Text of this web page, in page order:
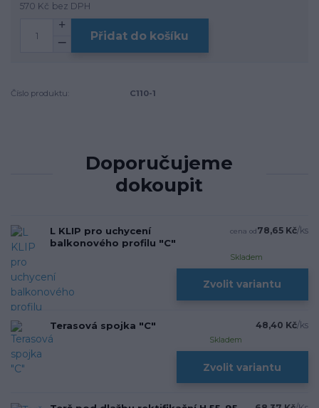
570 Kč bez DPH
Přidat do košíku
Číslo produktu: C110-1
Doporučujeme
dokoupit
L KLIP pro uchycení
balkonového profilu "C"
cena od78,65 Kč/ks
Skladem
Zvolit variantu
Terasová spojka "C" 48,40 Kč/ks
Skladem
Zvolit variantu